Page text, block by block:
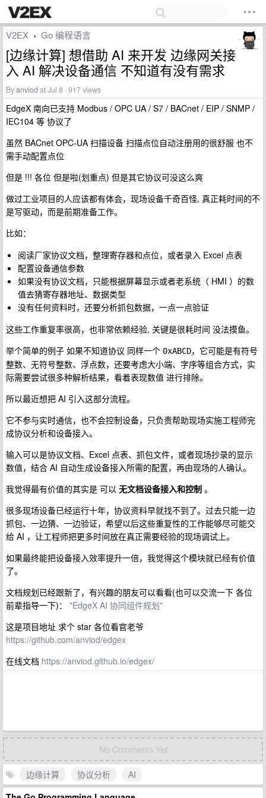
V2EX › Go 编程语言
[边缘计算] 想借助 AI 来开发 边缘网关接
入 AI 解决设备通信 不知道有没有需求
Byanviod at Jul 8 · 917 views
EdgeX 南向已支持 Modbus / OPC UA / S7 / BACnet / EIP / SNMP /
IEC104 等 协议了
虽然 BACnet OPC-UA 扫描设备 扫描点位自动注册用的很舒服 也不
需手动配置点位
但是 !!! 各位 但是啦(划重点) 但是其它协议可没这么爽
做过工业项目的人应该都有体会，现场设备千奇百怪, 真正耗时间的不
是写驱动，而是前期准备工作。
比如：
阅读厂家协议文档，整理寄存器和点位，或者录入 Excel 点表
配置设备通信参数
如果没有协议文档，只能根据屏幕显示或者老系统（ HMI ）的数
值去猜寄存器地址、数据类型
没有任何资料时，还要分析抓包数据，一点一点验证
这些工作重复率很高，也非常依赖经验, 关键是很耗时间 没法摸鱼。
举个简单的例子 如果不知道协议 同样一个 0xABCD，它可能是有符号
整数、无符号整数、浮点数，还要考虑大小端、字序等组合方式，实
际需要尝试很多种解析结果，看着表现数值 进行排除。
所以最近想把 AI 引入这部分流程。
它不参与实时通信，也不会控制设备，只负责帮助现场实施工程师完
成协议分析和设备接入。
输入可以是协议文档、Excel 点表、抓包文件，或者现场抄录的显示
数值，结合 AI 自动生成设备接入所需的配置，再由现场的人确认。
我觉得最有价值的其实是 可以 无文档设备接入和控制 。
很多现场设备已经运行十年，协议资料早就找不到了。过去只能一边
抓包、一边猜、一边验证，希望以后这些重复性的工作能够尽可能交
给 AI ，让工程师把更多时间放在真正需要经验的现场调试上。
如果最终能把设备接入效率提升一倍，我觉得这个模块就已经有价值
了。
文档规划已经跟新了，有兴趣的朋友可以看看(也可以交流一下 各位
前辈指导一下)： "EdgeX AI 协同组件规划"
这是项目地址 求个 star 各位看官老爷
https://github.com/anviod/edgex
在线文档 https://anviod.github.io/edgex/
No Comments Yet
边缘计算 协议分析
AI